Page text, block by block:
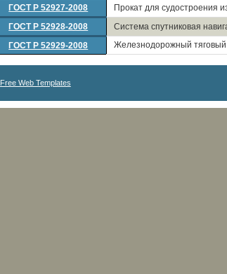
ГОСТ Р 52927-2008
Прокат для судостроения
ГОСТ Р 52928-2008
Система спутниковая
ГОСТ Р 52929-2008
Железнодорожный тяговый
Free Web Templates